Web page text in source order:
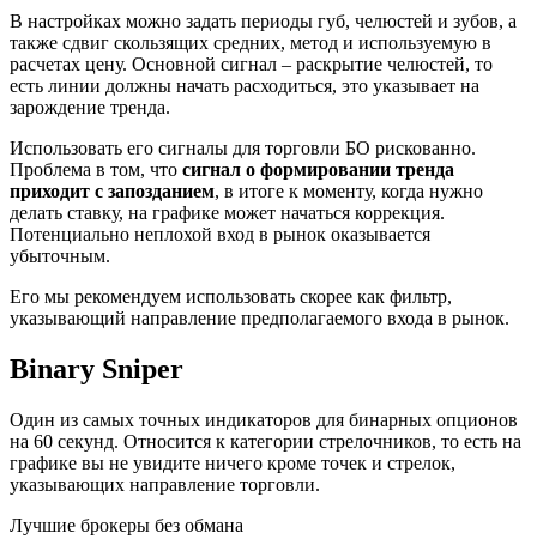
В настройках можно задать периоды губ, челюстей и зубов, а
также сдвиг скользящих средних, метод и используемую в
расчетах цену. Основной сигнал – раскрытие челюстей, то
есть линии должны начать расходиться, это указывает на
зарождение тренда.
Использовать его сигналы для торговли БО рискованно.
Проблема в том, что сигнал о формировании тренда
приходит с запозданием, в итоге к моменту, когда нужно
делать ставку, на графике может начаться коррекция.
Потенциально неплохой вход в рынок оказывается
убыточным.
Его мы рекомендуем использовать скорее как фильтр,
указывающий направление предполагаемого входа в рынок.
Binary Sniper
Один из самых точных индикаторов для бинарных опционов
на 60 секунд. Относится к категории стрелочников, то есть на
графике вы не увидите ничего кроме точек и стрелок,
указывающих направление торговли.
Лучшие брокеры без обмана